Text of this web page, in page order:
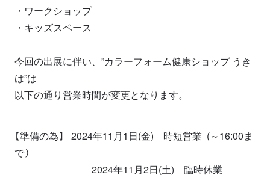
・ワークショップ
・キッズスペース
今回の出展に伴い、”カラーフォーム健康ショップ うき
は”は
以下の通り営業時間が変更となります。
【準備の為】 2024年11月1日(金) 時短営業 (～16:00ま
で）
2024年11月2日(土) 臨時休業